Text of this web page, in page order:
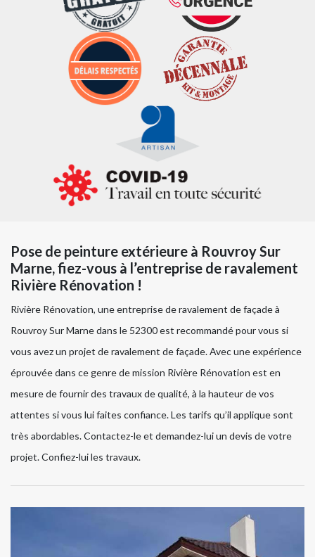
Pose de peinture extérieure à Rouvroy Sur
Marne, fiez-vous à l’entreprise de ravalement
Rivière Rénovation !
Rivière Rénovation, une entreprise de ravalement de façade à
Rouvroy Sur Marne dans le 52300 est recommandé pour vous si
vous avez un projet de ravalement de façade. Avec une expérience
éprouvée dans ce genre de mission Rivière Rénovation est en
mesure de fournir des travaux de qualité, à la hauteur de vos
attentes si vous lui faites confiance. Les tarifs qu’il applique sont
très abordables. Contactez-le et demandez-lui un devis de votre
projet. Confiez-lui les travaux.